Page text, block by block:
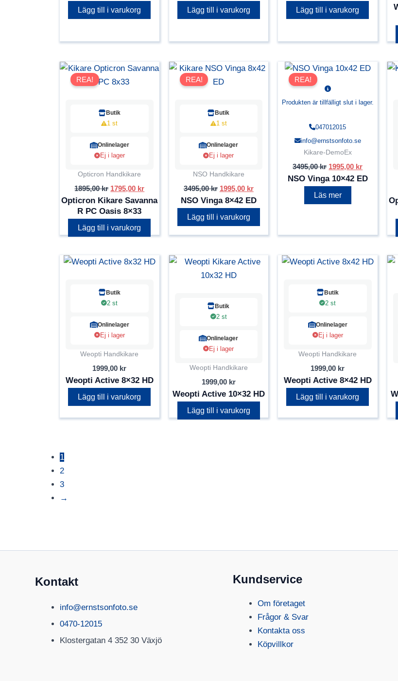
Lägg till i varukorg Lägg till i varukorg Lägg till i varukorg
Butik
1 st
Onlinelager
Ej i lager
REA!
Opticron Handkikare
1895,00kr Det
priset
var:
1895,00 kr.
1795,00 krDet
priset
Opticron Kikare Savanna
R PC Oasis 8×33
Lägg till i varukorg
Butik
1 st
Onlinelager
Ej i lager
REA!
NSO Handkikare
3495,00kr Det
priset
var:
3495,00 kr.
1995,00 krDet
priset
NSO Vinga 8×42 ED
Lägg till i varukorg
Produkten är tillfälligt slut i lager.
047012015
info@ernstsonfoto.se
REA!
Kikare-DemoEx
3495,00kr Det
priset
var:
1995,00 krDet
priset
1995,00 kr.
NSO Vinga 10×42 ED
Läs mer
Butik
2 st
Onlinelager
Ej i lager
Weopti Handkikare
1999,00 kr
Weopti Active 8×32 HD
Lägg till i varukorg
Butik
2 st
Onlinelager
Ej i lager
Weopti Handkikare
1999,00 kr
Weopti Active 10×32 HD
Lägg till i varukorg
Butik
2 st
Onlinelager
Ej i lager
Weopti Handkikare
1999,00 kr
Weopti Active 8×42 HD
Lägg till i varukorg
1
2
3
→
Kontakt
info@ernstsonfoto.se
0470-12015
Klostergatan 4 352 30 Växjö
Kundservice
Om företaget
Frågor & Svar
Kontakta oss
Köpvillkor